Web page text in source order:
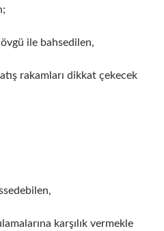
ile bahsedilen,
rakamları dikkat çekecek
karşılık vermekle